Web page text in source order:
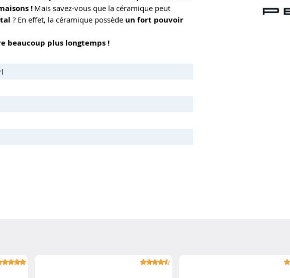
! Mais savez-vous que la céramique peut
? En effet, la céramique possède un fort pouvoir
beaucoup plus longtemps !